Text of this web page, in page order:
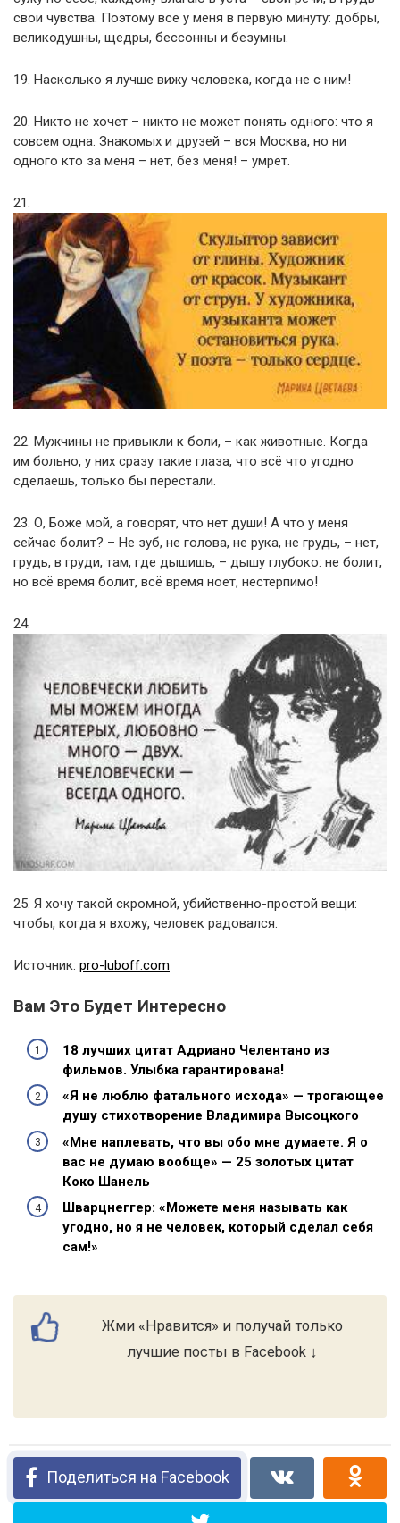
свои чувства. Поэтому все у меня в первую минуту: добры,
великодушны, щедры, бессонны и безумны.
19. Насколько я лучше вижу человека, когда не с ним!
20. Никто не хочет – никто не может понять одного: что я
совсем одна. Знакомых и друзей – вся Москва, но ни
одного кто за меня – нет, без меня! – умрет.
21.
22. Мужчины не привыкли к боли, – как животные. Когда
им больно, у них сразу такие глаза, что всё что угодно
сделаешь, только бы перестали.
23. О, Боже мой, а говорят, что нет души! А что у меня
сейчас болит? – Не зуб, не голова, не рука, не грудь, – нет,
грудь, в груди, там, где дышишь, – дышу глубоко: не болит,
но всё время болит, всё время ноет, нестерпимо!
24.
25. Я хочу такой скромной, убийственно-простой вещи:
чтобы, когда я вхожу, человек радовался.
Источник: pro-luboff.com
Вам Это Будет Интересно
18 лучших цитат Адриано Челентано из
фильмов. Улыбка гарантирована!
«Я не люблю фатального исхода» — трогающее
душу стихотворение Владимира Высоцкого
«Мне наплевать, что вы обо мне думаете. Я о
вас не думаю вообще» — 25 золотых цитат
Коко Шанель
Шварцнеггер: «Можете меня называть как
угодно, но я не человек, который сделал себя
сам!»
Жми «Нравится» и получай только
лучшие посты в Facebook ↓
Поделиться на Facebook